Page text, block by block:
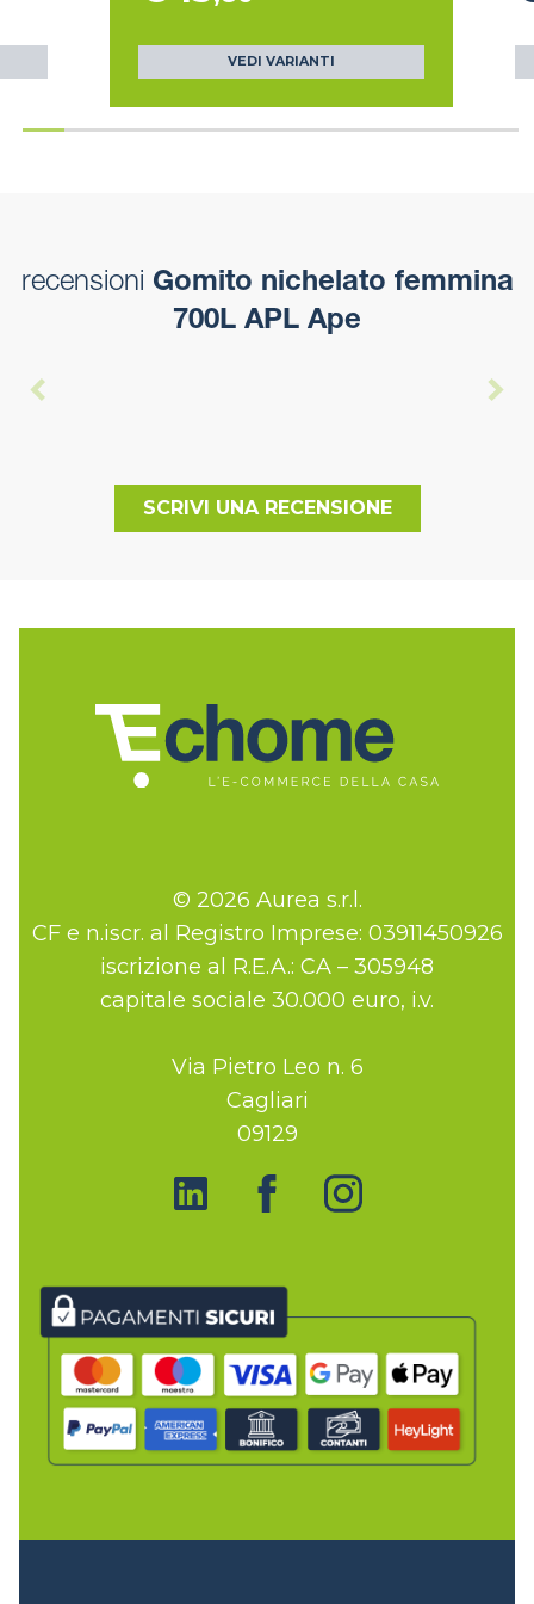
VEDI VARIANTI
recensioni Gomito nichelato femmina
700L APL Ape
SCRIVI UNA RECENSIONE
© 2026 Aurea s.r.l.
CF e n.iscr. al Registro Imprese: 03911450926
iscrizione al R.E.A.: CA – 305948
capitale sociale 30.000 euro, i.v.
Via Pietro Leo n. 6
Cagliari
09129